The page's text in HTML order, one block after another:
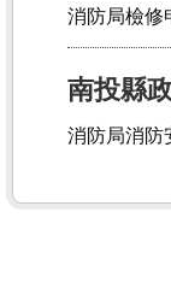
消防局檢修
南投縣
消防局消防